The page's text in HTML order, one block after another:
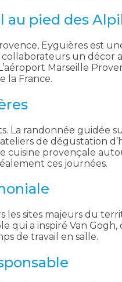
au pied des
Eyguières est
collaborateurs un
Marseille
la France.
La randonnée guidée
de dégustation
provençale
ces journées.
les sites majeurs du
qui a inspiré Van
de travail en salle.